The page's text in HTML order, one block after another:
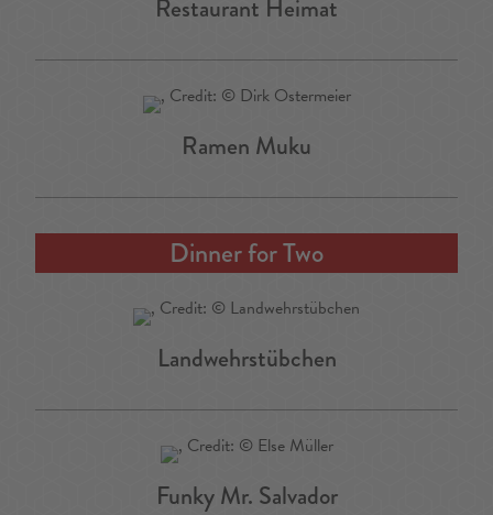
Restaurant Heimat
Ramen Muku
Dinner for Two
Landwehrstübchen
Funky Mr. Salvador